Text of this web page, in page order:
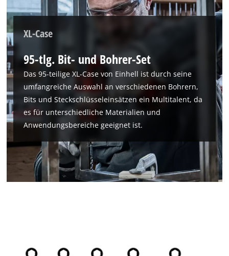
XL-Case
95-tlg. Bit- und Bohrer-Set
Das 95-teilige XL-Case von Einhell ist durch seine
umfangreiche Auswahl an verschiedenen Bohrern,
Bits und Steckschlüsseleinsätzen ein Multitalent, da
es für unterschiedliche Materialien und
Anwendungsbereiche geeignet ist.